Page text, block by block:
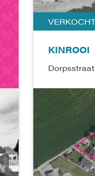
KINROOI
Dorpsstraat
9